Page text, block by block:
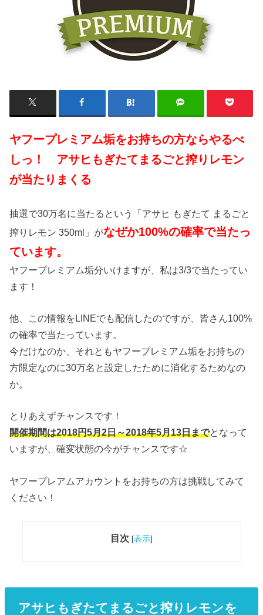
ヤフープレミアム垢をお持ちの方ならやるべ
しっ！ アサヒもぎたてまるごと搾りレモン
が当たりまくる
抽選で30万名に当たるという「アサヒ もぎたて まるごと
搾りレモン 350ml」がなぜか100%の確率で当たっ
ています。
ヤフープレミアム垢分いけますが、私は3/3で当たってい
ます！
他、この情報をLINEでも配信したのですが、皆さん100%
の確率で当たっています。
今だけなのか、それともヤフープレミアム垢をお持ちの
方限定なのに30万名と設定したために消化するためなの
か。
とりあえずチャンスです！
開催期間は2018円5月2日～2018年5月13日までとなって
いますが、確変状態の今がチャンスです☆
ヤフープレアムアカウントをお持ちの方は挑戦してみて
ください！
目次 [表示]
アサヒもぎたてまるごと搾りレモンを